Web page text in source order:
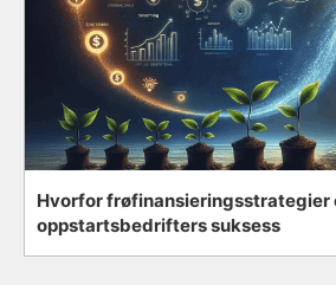
Hvorfor frøfinansieringsstrategier
oppstartsbedrifters suksess